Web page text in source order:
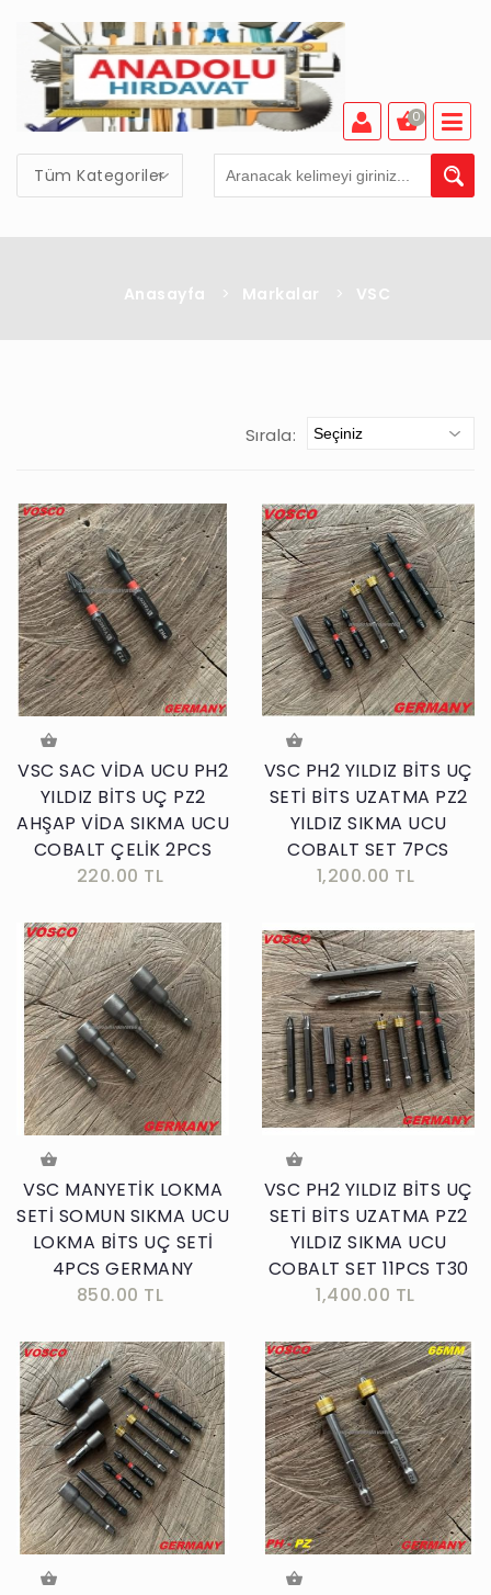
Tüm Kategoriler
0
Anasayfa > Markalar > VSC
Sırala:
VSC SAC VİDA UCU PH2
YILDIZ BİTS UÇ PZ2
AHŞAP VİDA SIKMA UCU
COBALT ÇELİK 2PCS
220.00 TL
VSC PH2 YILDIZ BİTS UÇ
SETİ BİTS UZATMA PZ2
YILDIZ SIKMA UCU
COBALT SET 7PCS
1,200.00 TL
VSC MANYETİK LOKMA
SETİ SOMUN SIKMA UCU
LOKMA BİTS UÇ SETİ
4PCS GERMANY
850.00 TL
VSC PH2 YILDIZ BİTS UÇ
SETİ BİTS UZATMA PZ2
YILDIZ SIKMA UCU
COBALT SET 11PCS T30
1,400.00 TL